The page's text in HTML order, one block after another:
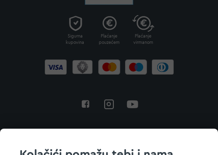
Sigurna
kupovina
Plaćanje
pouzećem
Plaćanje
virmanom